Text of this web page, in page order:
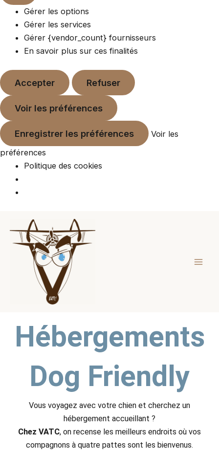
Gérer les options
Gérer les services
Gérer {vendor_count} fournisseurs
En savoir plus sur ces finalités
Accepter Refuser
Voir les préférences
Enregistrer les préférences
Voir les
préférences
Politique des cookies
Hébergements
Dog Friendly
Vous voyagez avec votre chien et cherchez un
hébergement accueillant ?
Chez VATC, on recense les meilleurs endroits où vos
compagnons à quatre pattes sont les bienvenus.